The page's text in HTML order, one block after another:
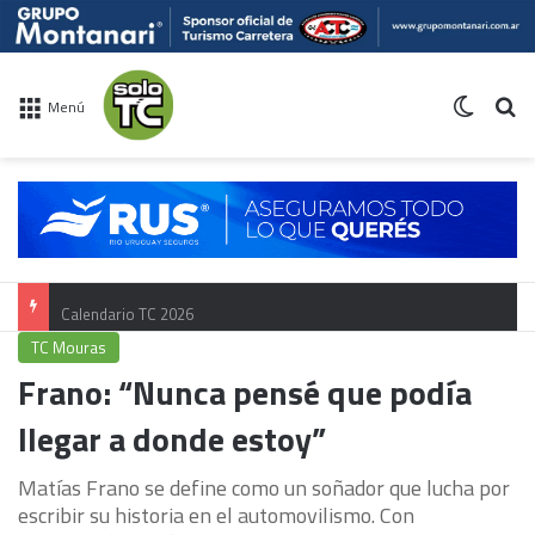
Menú
Calendario TC 2026
TC Mouras
Frano: “Nunca pensé que podía
llegar a donde estoy”
Matías Frano se define como un soñador que lucha por
escribir su historia en el automovilismo. Con